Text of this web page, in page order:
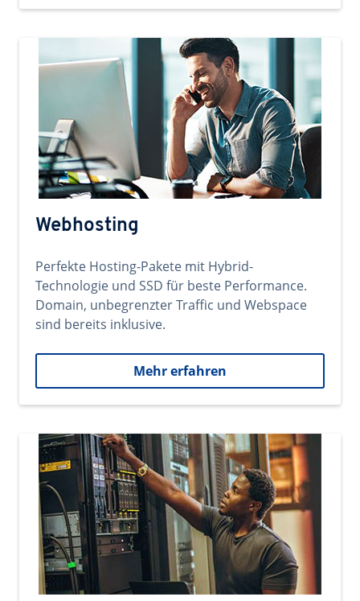
Webhosting
Perfekte Hosting-Pakete mit Hybrid-
Technologie und SSD für beste Performance.
Domain, unbegrenzter Traffic und Webspace
sind bereits inklusive.
Mehr erfahren